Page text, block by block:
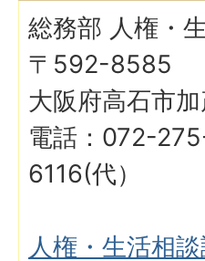
総務部 人権・
〒592-8585
大阪府高石市
電話：072-
6116(代）
人権・生活相